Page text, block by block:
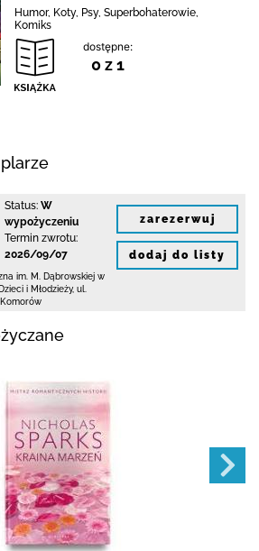
Humor, Koty, Psy, Superbohaterowie,
Komiks
dostępne:
0 z 1
Status: W
wypożyczeniu
Termin zwrotu:
2026/09/07
im. M. Dąbrowskiej w
i Młodzieży, ul.
zarezerwuj
dodaj do listy